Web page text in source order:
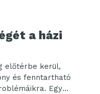
a házi
előtérbe kerül,
és fenntartható
Egy